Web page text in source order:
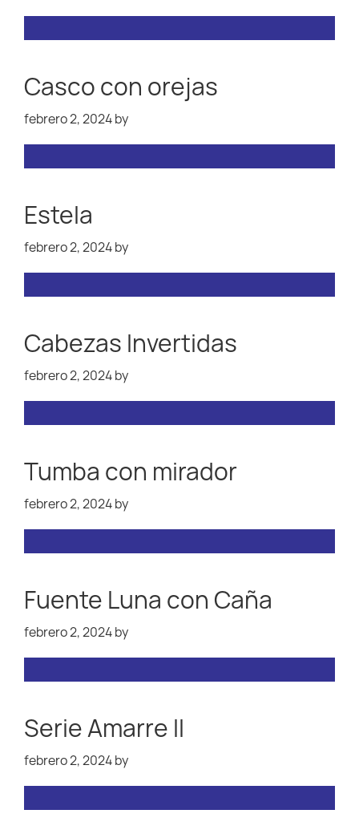
Casco con orejas
febrero 2, 2024by
Estela
febrero 2, 2024by
Cabezas Invertidas
febrero 2, 2024by
Tumba con mirador
febrero 2, 2024by
Fuente Luna con Caña
febrero 2, 2024by
Serie Amarre II
febrero 2, 2024by